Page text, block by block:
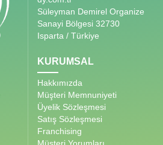
Süleyman Demirel Organize
Sanayi Bölgesi 32730
Isparta / Türkiye
KURUMSAL
Hakkımızda
Müşteri Memnuniyeti
Üyelik Sözleşmesi
Satış Sözleşmesi
Franchising